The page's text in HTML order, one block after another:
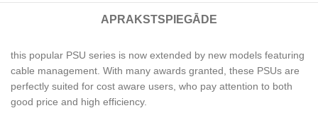
APRAKSTS PIEGĀDE
this popular PSU series is now extended by new models featuring
cable management. With many awards granted, these PSUs are
perfectly suited for cost aware users, who pay attention to both
good price and high efficiency.